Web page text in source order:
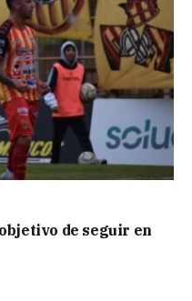
de seguir en